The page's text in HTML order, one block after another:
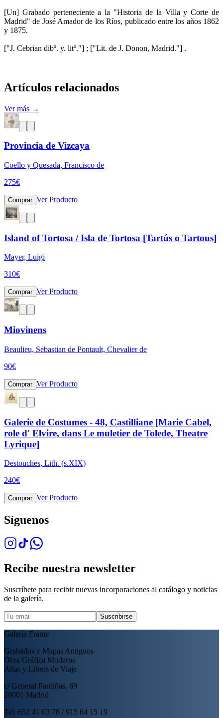
[Un] Grabado perteneciente a la "Historia de la Villa y Corte de
Madrid" de José Amador de los Ríos, publicado entre los años 1862
y 1875.
["J. Cebrian dibº. y. litº."] ; ["Lit. de J. Donon, Madrid."] .
Artículos relacionados
Ver más →
Provincia de Vizcaya
Coello y Quesada, Francisco de
275€
Comprar Ver Producto
Island of Tortosa / Isla de Tortosa [Tartús o Tartous]
Mayer, Luigi
310€
Comprar Ver Producto
Miovinens
Beaulieu, Sebastian de Pontault, Chevalier de
90€
Comprar Ver Producto
Galerie de Costumes - 48, Castilliane [Marie Cabel,
role d' Elvire, dans Le muletier de Tolede, Theatre
Lyrique]
Destouches, Lith. (s.XIX)
240€
Comprar Ver Producto
Síguenos
Recibe nuestra newsletter
Suscríbete para recibir nuevas incorporaciones al catálogo y noticias
de la galería.
Suscribirse
Galería Frame
Grabados y Mapas Antiguos
Obra Gráfica Moderna
Atlas y Libros de Viaje
c/ General Pardiñas, 69
28001 Madrid
Tel: 652 41 03 78 / 915 64 15 19